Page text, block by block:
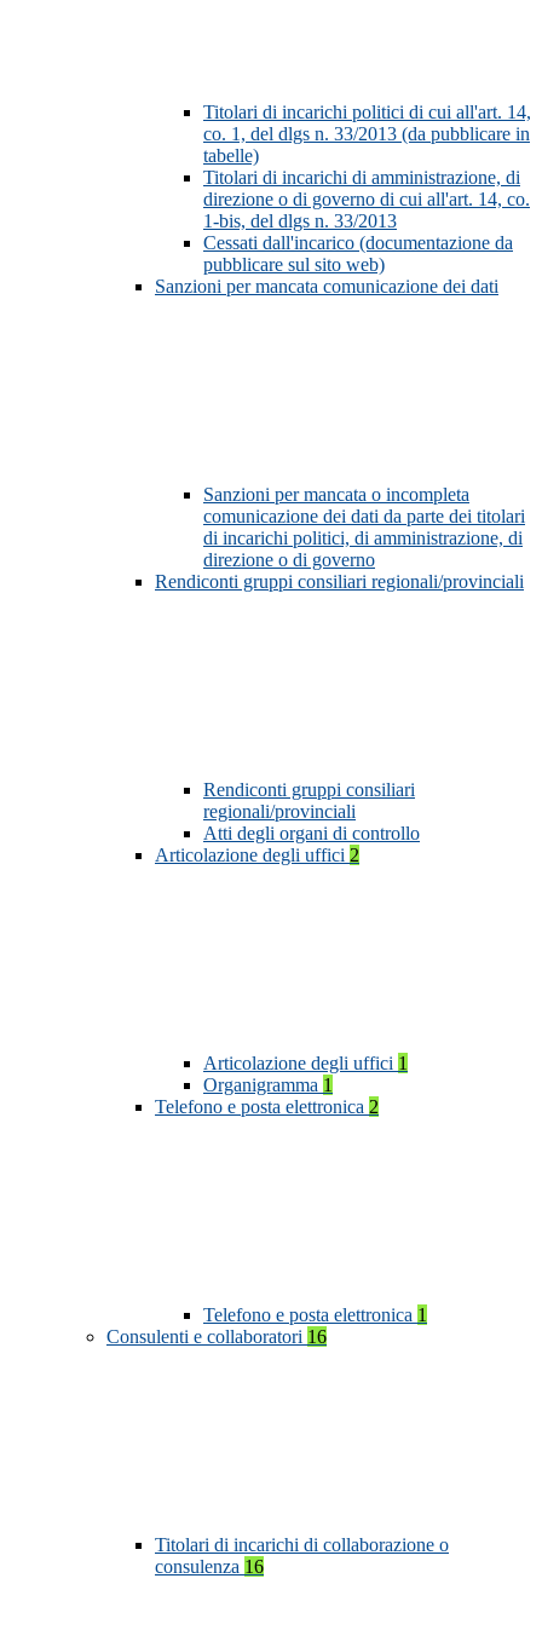
Titolari di incarichi politici di cui all'art. 14,
co. 1, del dlgs n. 33/2013 (da pubblicare in
tabelle)
Titolari di incarichi di amministrazione, di
direzione o di governo di cui all'art. 14, co.
1-bis, del dlgs n. 33/2013
Cessati dall'incarico (documentazione da
pubblicare sul sito web)
Sanzioni per mancata comunicazione dei dati
Sanzioni per mancata o incompleta
comunicazione dei dati da parte dei titolari
di incarichi politici, di amministrazione, di
direzione o di governo
Rendiconti gruppi consiliari regionali/provinciali
Rendiconti gruppi consiliari
regionali/provinciali
Atti degli organi di controllo
Articolazione degli uffici 2
Articolazione degli uffici 1
Organigramma 1
Telefono e posta elettronica 2
Telefono e posta elettronica 1
Consulenti e collaboratori 16
Titolari di incarichi di collaborazione o
consulenza 16